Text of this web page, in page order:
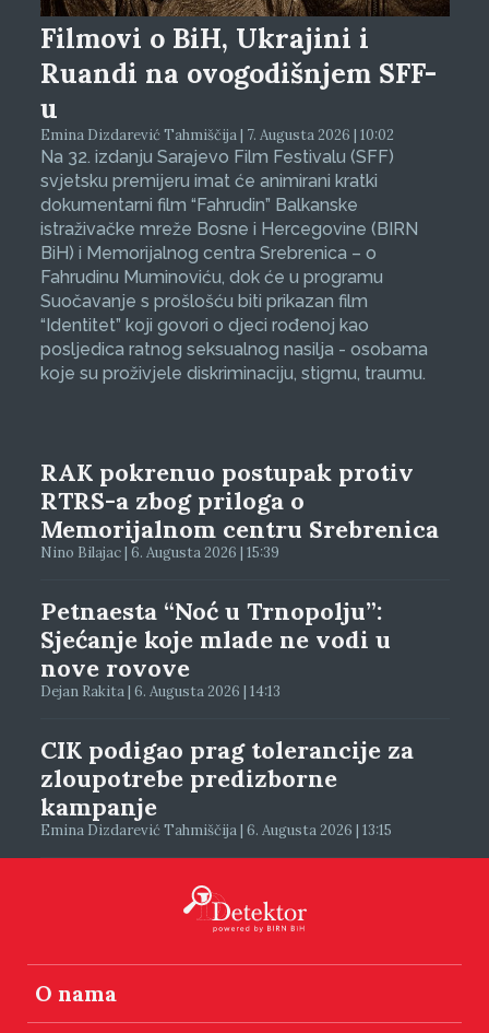
Filmovi o BiH, Ukrajini i
Ruandi na ovogodišnjem SFF-
u
Emina Dizdarević Tahmiščija | 7. Augusta 2026 | 10:02
Na 32. izdanju Sarajevo Film Festivalu (SFF)
svjetsku premijeru imat će animirani kratki
dokumentarni film “Fahrudin” Balkanske
istraživačke mreže Bosne i Hercegovine (BIRN
BiH) i Memorijalnog centra Srebrenica – o
Fahrudinu Muminoviću, dok će u programu
Suočavanje s prošlošću biti prikazan film
“Identitet” koji govori o djeci rođenoj kao
posljedica ratnog seksualnog nasilja - osobama
koje su proživjele diskriminaciju, stigmu, traumu.
RAK pokrenuo postupak protiv
RTRS-a zbog priloga o
Memorijalnom centru Srebrenica
Nino Bilajac | 6. Augusta 2026 | 15:39
Petnaesta “Noć u Trnopolju”:
Sjećanje koje mlade ne vodi u
nove rovove
Dejan Rakita | 6. Augusta 2026 | 14:13
CIK podigao prag tolerancije za
zloupotrebe predizborne
kampanje
Emina Dizdarević Tahmiščija | 6. Augusta 2026 | 13:15
O nama